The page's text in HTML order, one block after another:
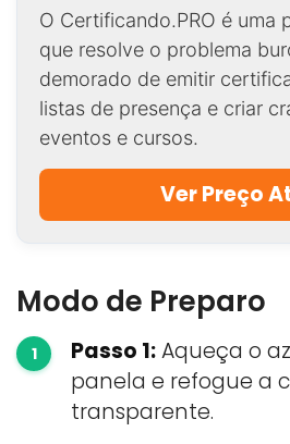
O Certificando.PRO é uma
que resolve o problema
demorado de emitir
listas de presença e criar
eventos e cursos.
Ver Preço
Modo de Preparo
Passo 1:Aqueça o
panela e refogue a
transparente.